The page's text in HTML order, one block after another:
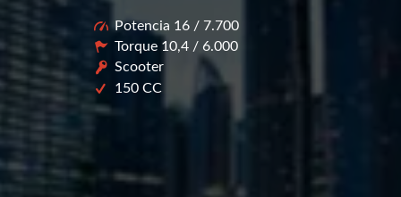
Potencia 16 / 7.700
Torque 10,4 / 6.000
Scooter
150 CC